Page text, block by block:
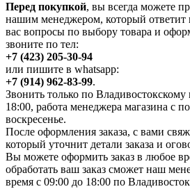
Перед покупкой, вы всегда можете
нашим менеджером, который ответит
вас вопросы по выбору товара и
звоните по тел:
+7 (423) 205-30-94
или пишите в whatsapp:
+7 (914) 962-83-99.
Звонить только по
18:00, работа менеджера магазина с
воскресенье.
После оформления заказа, с вами
который уточнит детали заказа и
Вы можете оформить заказ в любое
обработать ваш заказ сможет наш
время с 09:00 до 18:00 по